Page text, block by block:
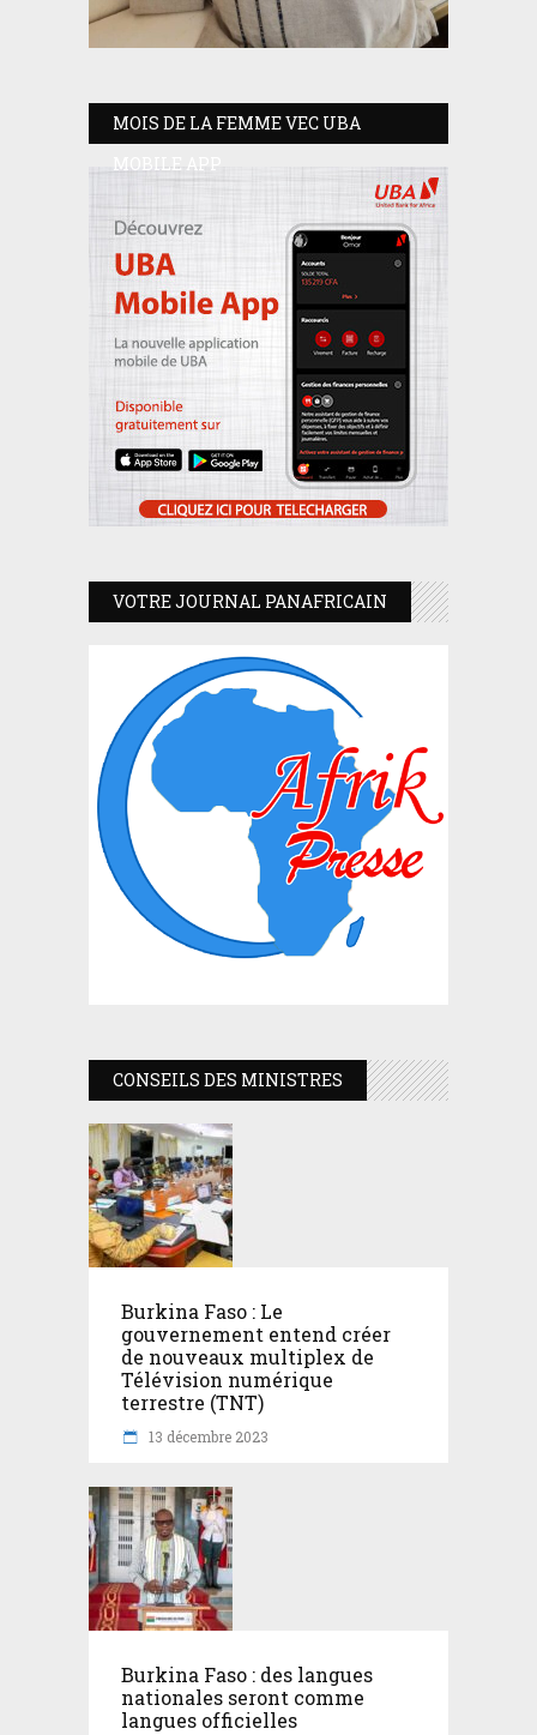
MOIS DE LA FEMME VEC UBA
MOBILE APP
VOTRE JOURNAL PANAFRICAIN
CONSEILS DES MINISTRES
Burkina Faso : Le
gouvernement entend créer
de nouveaux multiplex de
Télévision numérique
terrestre (TNT)
13 décembre 2023
Burkina Faso : des langues
nationales seront comme
langues officielles